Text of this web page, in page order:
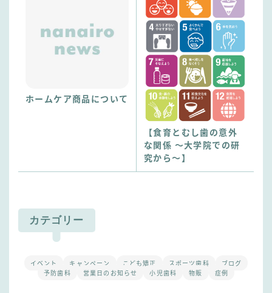
ホームケア商品について
【食育とむし歯の意外
な関係 〜大学院での研
究から〜】
カテゴリー
イベント キャンペーン こども矯正 スポーツ歯科
ブログ
予防歯科
営業日のお知らせ 小児歯科 物販 症例